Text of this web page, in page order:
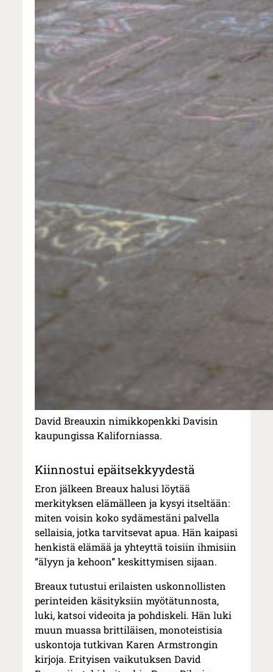
David Breauxin nimikkopenkki Davisin
kaupungissa Kaliforniassa.
Kiinnostui epäitsekkyydestä
Eron jälkeen Breaux halusi löytää
merkityksen elämälleen ja kysyi itseltään:
miten voisin koko sydämestäni palvella
sellaisia, jotka tarvitsevat apua. Hän kaipasi
henkistä elämää ja yhteyttä toisiin ihmisiin
”älyyn ja kehoon” keskittymisen sijaan.
Breaux tutustui erilaisten uskonnollisten
perinteiden käsityksiin myötätunnosta,
luki, katsoi videoita ja pohdiskeli. Hän luki
muun muassa brittiläisen, monoteistisia
uskontoja tutkivan Karen Armstrongin
kirjoja. Erityisen vaikutuksen David